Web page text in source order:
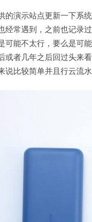
的演示站点更新一下系
经常遇到，之前也记录
可能不太行，要么是可
或者几年之后回过头来
比较简单并且行云流水